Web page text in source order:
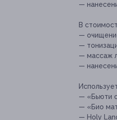
—
В
—
—
— массаж
—
— «Бьюти
— «Био
— Ноly